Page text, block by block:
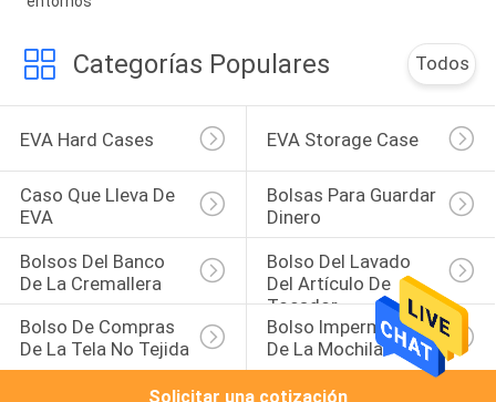
Categorías Populares Todos
EVA Hard Cases EVA Storage Case
Caso Que Lleva De
EVA
Bolsas Para Guardar
Dinero
Bolsos Del Banco
De La Cremallera
Bolso Del Lavado
Del Artículo De
Tocador
Bolso De Compras
De La Tela No Tejida
Bolso Impermeable
De La Mochila
Solicitar una cotización